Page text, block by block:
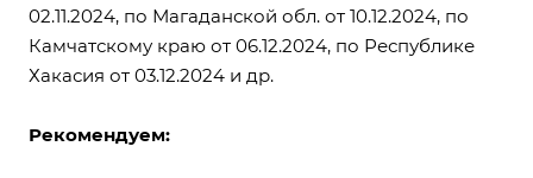
02.11.2024, по Магаданской обл. от 10.12.2024, по
Камчатскому краю от 06.12.2024, по Республике
Хакасия от 03.12.2024 и др.
Рекомендуем: